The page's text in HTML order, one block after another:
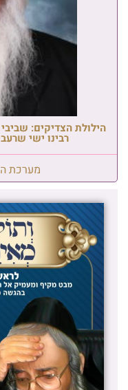
הילולת הצדיקים:
רבינו ישי שרעבי זצ"ל • 9
מערכת